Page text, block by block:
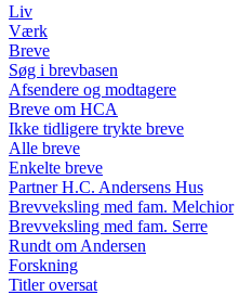
Liv
Værk
Breve
Søg i brevbasen
Afsendere og modtagere
Breve om HCA
Ikke tidligere trykte breve
Alle breve
Enkelte breve
Partner H.C. Andersens Hus
Brevveksling med fam. Melchior
Brevveksling med fam. Serre
Rundt om Andersen
Forskning
Titler oversat